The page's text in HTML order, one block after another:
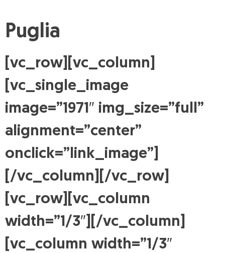
Puglia
[vc_row][vc_column]
[vc_single_image
image=”1971″ img_size=”full”
alignment=”center”
onclick=”link_image”]
[/vc_column][/vc_row]
[vc_row][vc_column
width=”1/3″][/vc_column]
[vc_column width=”1/3″